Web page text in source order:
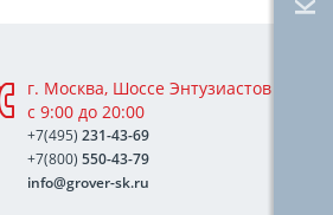
г. Москва, Шоссе Энтузиастов 76А,
с 9:00 до 20:00
+7(495) 231-43-69
+7(800) 550-43-79
info@grover-sk.ru